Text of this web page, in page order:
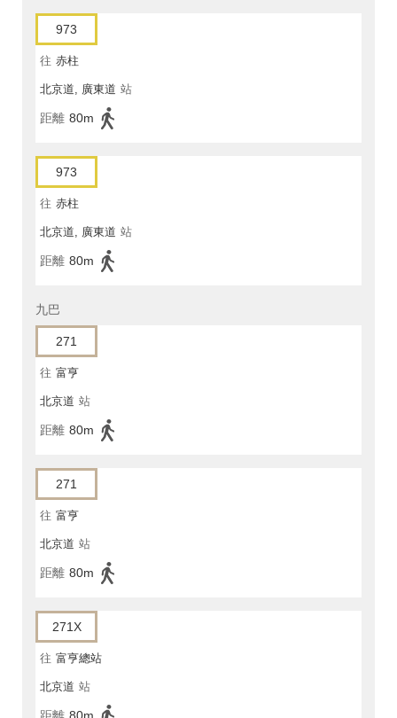
973
往 赤柱
北京道, 廣東道 站
距離 80m
973
往 赤柱
北京道, 廣東道 站
距離 80m
九巴
271
往 富亨
北京道 站
距離 80m
271
往 富亨
北京道 站
距離 80m
271X
往 富亨總站
北京道 站